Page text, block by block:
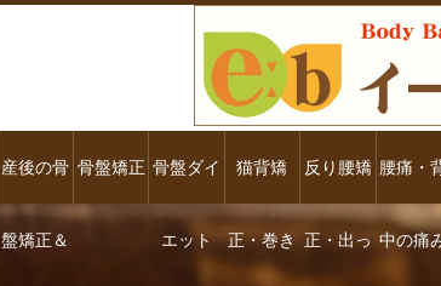
産後の骨
盤矯正＆
骨盤矯正 骨盤ダイ
エット
猫背矯
正・巻き
反り腰矯
正・出っ
腰痛・
中の痛